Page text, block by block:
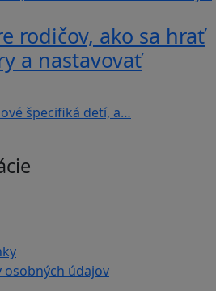
rodičov, ako sa hrať
a nastavovať
špecifiká detí, a…
osobných údajov